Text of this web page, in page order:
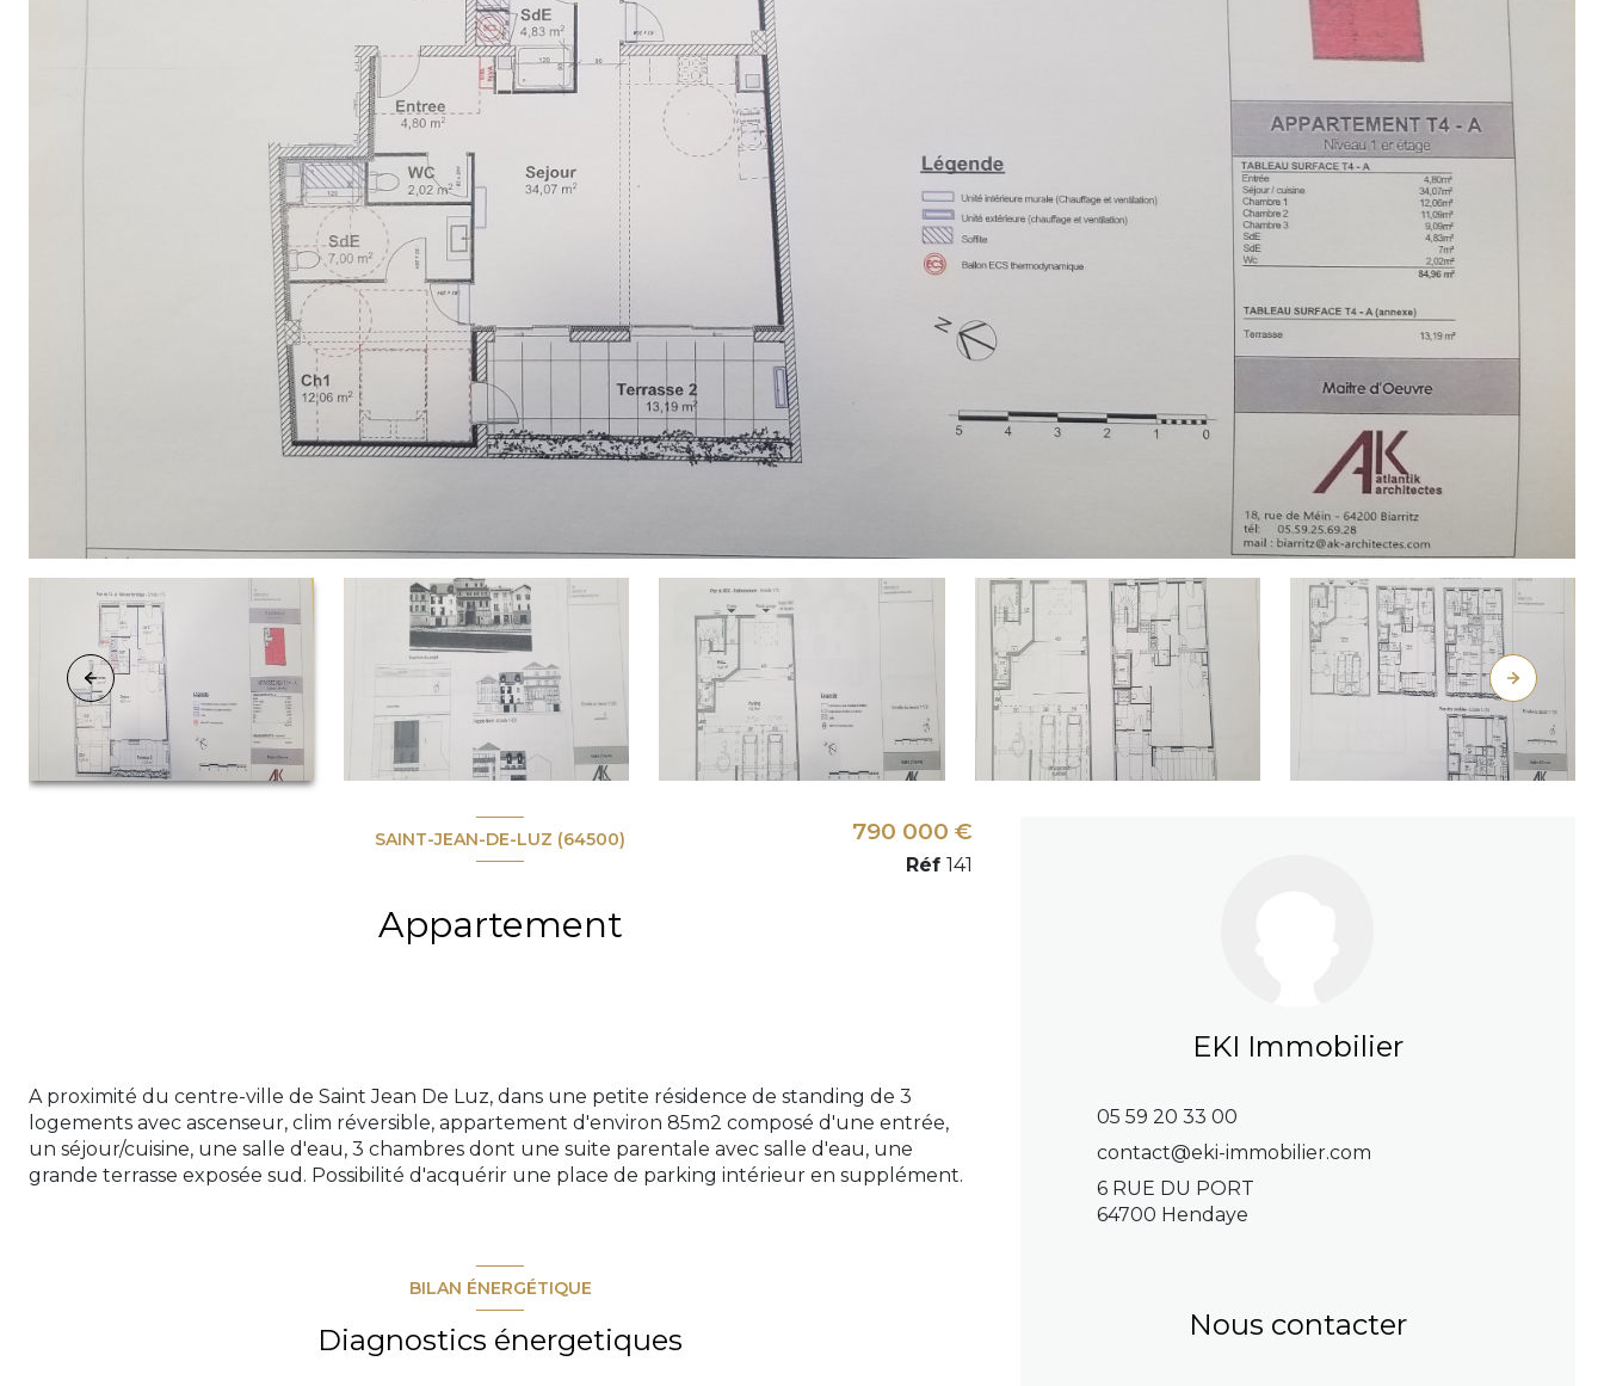
SAINT-JEAN-DE-LUZ (64500)
Appartement
790 000 €
Réf 141
A proximité du centre-ville de Saint Jean De Luz, dans une petite résidence de standing de 3
logements avec ascenseur, clim réversible, appartement d'environ 85m2 composé d'une entrée,
un séjour/cuisine, une salle d'eau, 3 chambres dont une suite parentale avec salle d'eau, une
grande terrasse exposée sud. Possibilité d'acquérir une place de parking intérieur en supplément.
BILAN ÉNERGÉTIQUE
Diagnostics énergetiques
EKI Immobilier
05 59 20 33 00
contact@eki-immobilier.com
6 RUE DU PORT
64700 Hendaye
Nous contacter